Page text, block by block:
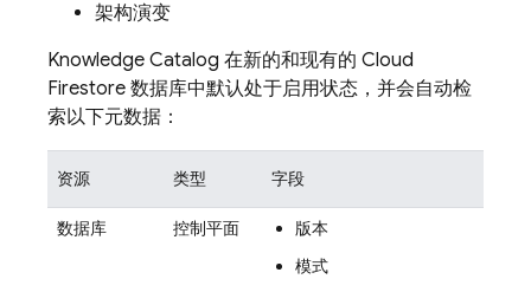
架构演变
Knowledge Catalog 在新的和现有的 Cloud
Firestore 数据库中默认处于启用状态，并会自动检
索以下元数据：
资源 类型 字段
数据库 控制平面
版本
模式